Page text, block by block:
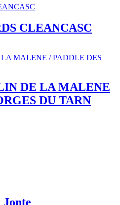
CLEANCASC
DE LA MALENE
DU TARN
Jonte